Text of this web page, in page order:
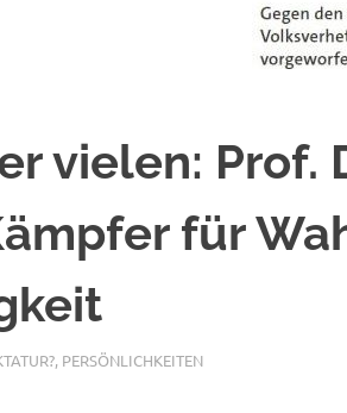
vielen: Prof.
für
, PERSÖNLICHKEITEN